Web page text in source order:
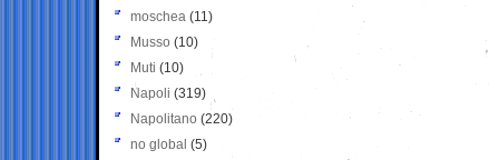
moschea (11)
Musso (10)
Muti (10)
Napoli (319)
Napolitano (220)
no global (5)